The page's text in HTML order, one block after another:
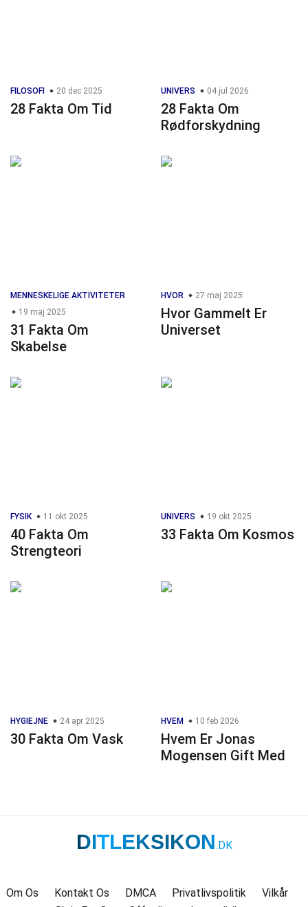
FILOSOFI 20 dec 2025
28 Fakta Om Tid
UNIVERS 04 jul 2026
28 Fakta Om
Rødforskydning
MENNESKELIGE AKTIVITETER
19 maj 2025
31 Fakta Om
Skabelse
HVOR 27 maj 2025
Hvor Gammelt Er
Universet
FYSIK 11 okt 2025
40 Fakta Om
Strengteori
UNIVERS 19 okt 2025
33 Fakta Om Kosmos
HYGIEJNE 24 apr 2025
30 Fakta Om Vask
HVEM 10 feb 2026
Hvem Er Jonas
Mogensen Gift Med
DITLEKSIKON.DK
Om Os Kontakt Os DMCA Privatlivspolitik
Vilkår